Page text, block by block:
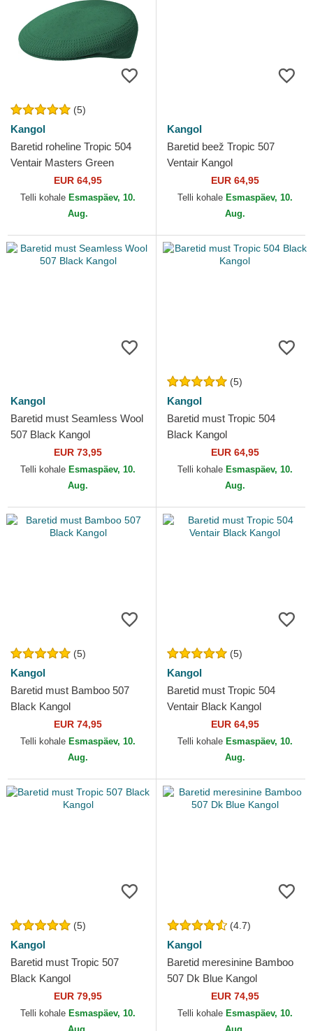
(5)
Kangol
Baretid roheline Tropic 504
Ventair Masters Green
EUR 64,95
Telli kohale Esmaspäev, 10.
Aug.
Kangol
Baretid beež Tropic 507
Ventair Kangol
EUR 64,95
Telli kohale Esmaspäev, 10.
Aug.
Kangol
Baretid must Seamless Wool
507 Black Kangol
EUR 73,95
Telli kohale Esmaspäev, 10.
Aug.
(5)
Kangol
Baretid must Tropic 504
Black Kangol
EUR 64,95
Telli kohale Esmaspäev, 10.
Aug.
(5)
Kangol
Baretid must Bamboo 507
Black Kangol
EUR 74,95
Telli kohale Esmaspäev, 10.
Aug.
(5)
Kangol
Baretid must Tropic 504
Ventair Black Kangol
EUR 64,95
Telli kohale Esmaspäev, 10.
Aug.
(5)
Kangol
Baretid must Tropic 507
Black Kangol
EUR 79,95
Telli kohale Esmaspäev, 10.
(4.7)
Kangol
Baretid meresinine Bamboo
507 Dk Blue Kangol
EUR 74,95
Telli kohale Esmaspäev, 10.